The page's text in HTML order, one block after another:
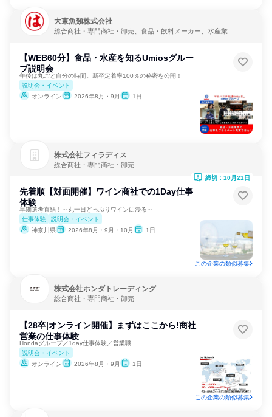
大東魚類株式会社
総合商社・専門商社・卸売、食品・飲料メーカー、水産業
【WEB60分】食品・水産を知るUmiosグルー
プ説明会
午後は丸ごと自分の時間。新卒定着率100％の秘密を公開！
説明会・イベント
オンライン
2026年8月・9月 1日
株式会社フィラディス
総合商社・専門商社・卸売
先着順【対面開催】ワイン商社での1Day仕事
体験
早期選考直結！～丸一日どっぷりワインに浸る～
仕事体験
説明会・イベント
神奈川県
2026年8月・9月・10月 1日
締切：10月21日
この企業の類似募集
株式会社ホンダトレーディング
総合商社・専門商社・卸売
【28卒|オンライン開催】まずはここから!商社
営業の仕事体験
Hondaグループ／1day仕事体験／営業職
説明会・イベント
オンライン
2026年8月・9月 1日
この企業の類似募集